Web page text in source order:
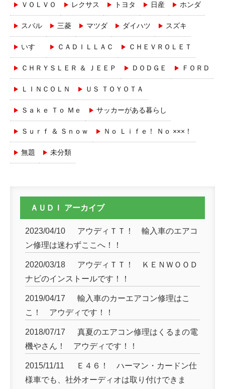
ＶＯＬＶＯ レクサス トヨタ 日産 ホンダ
スバル 三菱 マツダ ダイハツ スズキ
いすゞ ＣＡＤＩＬＬＡＣ ＣＨＥＶＲＯＬＥＴ
ＣＨＲＹＳＬＥＲ ＆ ＪＥＥＰ ＤＯＤＧＥ ＦＯＲＤ
ＬＩＮＣＯＬＮ ＵＳ ＴＯＹＯＴＡ
Ｓａｋｅ Ｔｏ Ｍｅ サッカーがある暮らし
Ｓｕｒｆ ＆ Ｓｎｏｗ Ｎｏ Ｌｉｆｅ！ Ｎｏ ×××！
無題 未分類
ＡＵＤＩ アーカイブ
2023/04/10
アウディＴＴ！ 輸入車のエアコ
ン修理は迷わずここへ！！
2020/03/18
アウディＴＴ！ ＫＥＮＷＯＯＤ
ナビのインストールです！！
2019/04/17
輸入車のカーエアコン修理はこ
こ！ アウディです！！
2018/07/17
真夏のエアコン修理はくるまの電
機やさん！ アウディです！！
2015/11/11
Ｅ４６！ ハーマン・カードン仕
様車でも、社外オーディオは取り付けできま